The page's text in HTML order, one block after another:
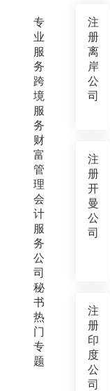
专
业
服
务
跨
境
服
务
财
富
管
理
会
计
服
务
公
司
秘
书
热
门
专
题
注
册
离
岸
公
司
注
册
开
曼
公
司
注
册
印
度
公
司